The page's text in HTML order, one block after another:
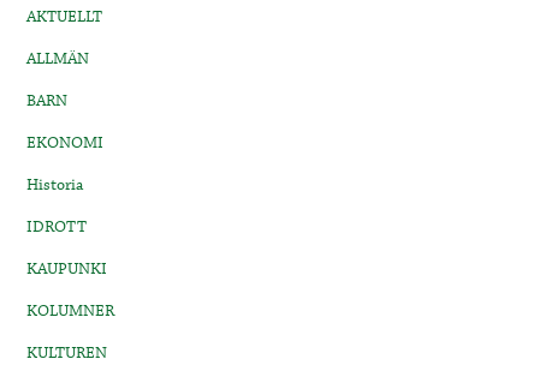
AKTUELLT
ALLMÄN
BARN
EKONOMI
Historia
IDROTT
KAUPUNKI
KOLUMNER
KULTUREN